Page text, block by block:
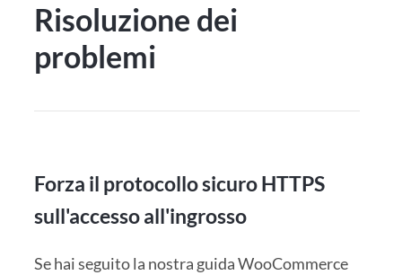
Risoluzione dei
problemi
Forza il protocollo sicuro HTTPS
sull'accesso all'ingrosso
Se hai seguito la nostra guida WooCommerce